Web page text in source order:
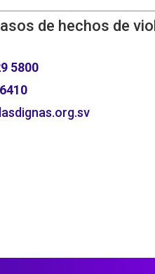
de hechos de
5800